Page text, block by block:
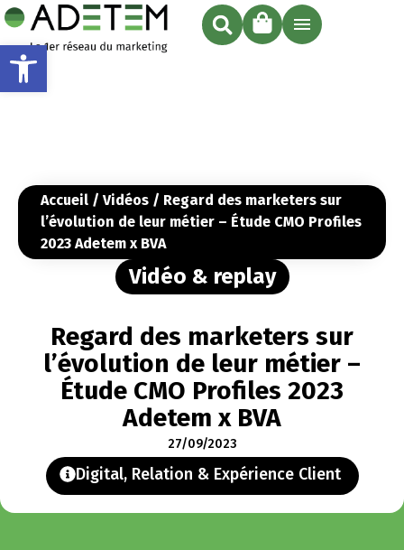
Ouvrir la barre d’outils
Accueil / Vidéos / Regard des marketers sur
l’évolution de leur métier – Étude CMO Profiles
2023 Adetem x BVA
Vidéo & replay
Regard des marketers sur
l’évolution de leur métier –
Étude CMO Profiles 2023
Adetem x BVA
27/09/2023
Digital, Relation & Expérience Client